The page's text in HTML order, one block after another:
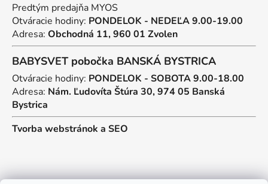
Predtým predajňa MYOS
Otváracie hodiny: PONDELOK - NEDEĽA 9.00-19.00
Adresa: Obchodná 11, 960 01 Zvolen
BABYSVET pobočka BANSKÁ BYSTRICA
Otváracie hodiny: PONDELOK - SOBOTA 9.00-18.00
Adresa: Nám. Ľudovíta Štúra 30, 974 05 Banská
Bystrica
Tvorba webstránok a SEO